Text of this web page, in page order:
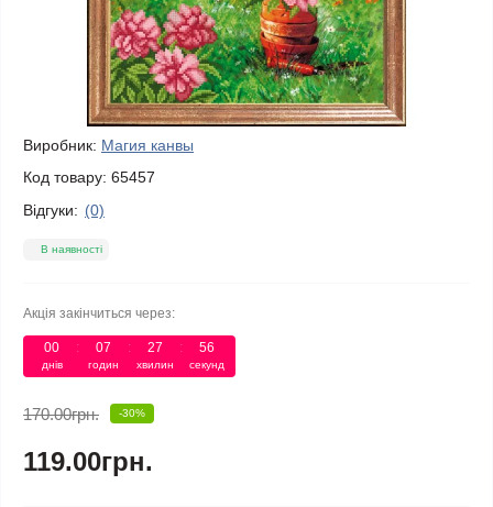
Виробник: Магия канвы
Код товару: 65457
Відгуки: (0)
В наявності
Акція закінчиться через:
00
днів
: 07
годин
: 27
хвилин
: 56
секунд
170.00грн. -30%
119.00грн.